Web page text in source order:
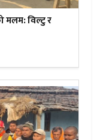
मलम: विल्टु र